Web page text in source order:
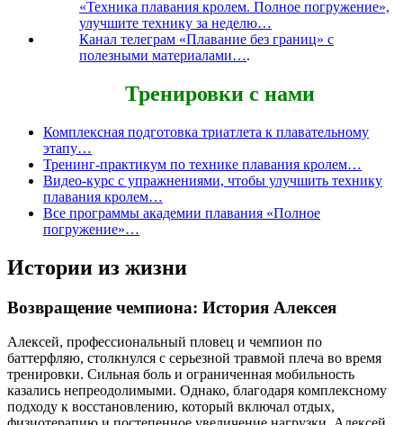
«Техника плавания кролем. Полное погружение»,
улучшите технику за неделю…
Канал телеграм «Плавание без границ» с
полезными материалами….
Тренировки с нами
Комплексная подготовка триатлета к плавательному
этапу…
Тренинг-практикум по технике плавания кролем…
Видео-курс с упражнениями, чтобы улучшить технику
плавания кролем…
Все программы академии плавания «Полное
погружение»…
Истории из жизни
Возвращение чемпиона: История Алексея
Алексей, профессиональный пловец и чемпион по
баттерфляю, столкнулся с серьезной травмой плеча во время
тренировки. Сильная боль и ограниченная мобильность
казались непреодолимыми. Однако, благодаря комплексному
подходу к восстановлению, который включал отдых,